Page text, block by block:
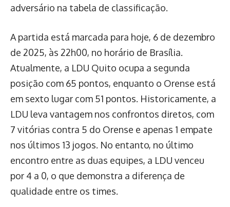
adversário na tabela de classificação.
A partida está marcada para hoje, 6 de dezembro
de 2025, às 22h00, no horário de Brasília.
Atualmente, a LDU Quito ocupa a segunda
posição com 65 pontos, enquanto o Orense está
em sexto lugar com 51 pontos. Historicamente, a
LDU leva vantagem nos confrontos diretos, com
7 vitórias contra 5 do Orense e apenas 1 empate
nos últimos 13 jogos. No entanto, no último
encontro entre as duas equipes, a LDU venceu
por 4 a 0, o que demonstra a diferença de
qualidade entre os times.